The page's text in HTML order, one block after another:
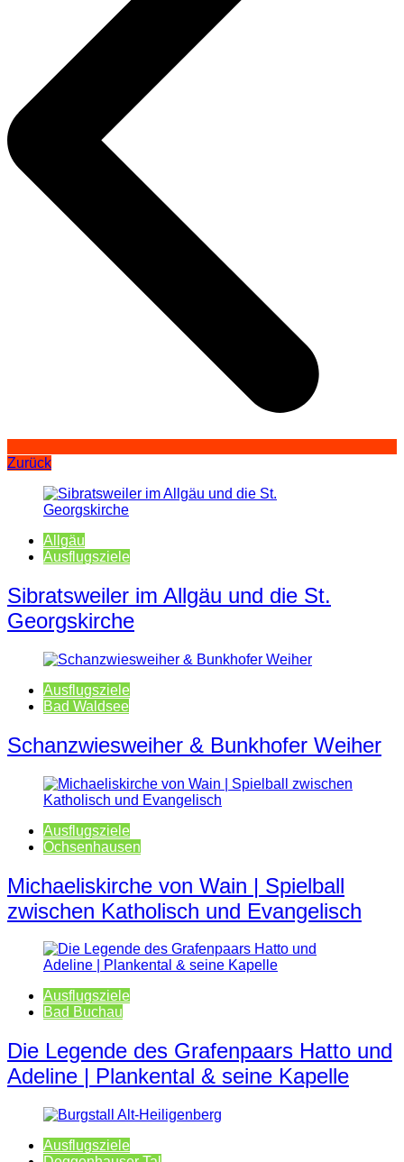
Zurück
Allgäu
Ausflugsziele
Sibratsweiler im Allgäu und die St.
Georgskirche
Ausflugsziele
Bad Waldsee
Schanzwiesweiher & Bunkhofer Weiher
Ausflugsziele
Ochsenhausen
Michaeliskirche von Wain | Spielball
zwischen Katholisch und Evangelisch
Ausflugsziele
Bad Buchau
Die Legende des Grafenpaars Hatto und
Adeline | Plankental & seine Kapelle
Ausflugsziele